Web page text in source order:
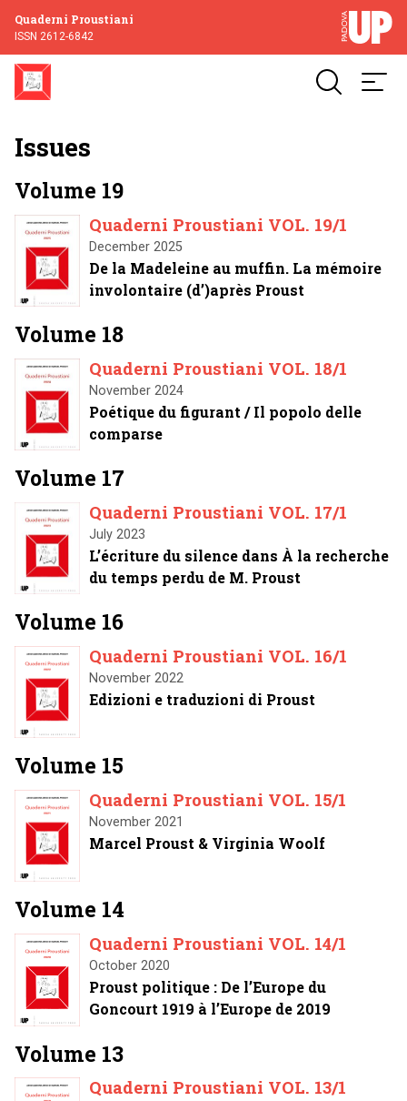
Quaderni Proustiani
ISSN 2612-6842
Issues
Volume 19
Quaderni Proustiani VOL. 19/1
December 2025
De la Madeleine au muffin. La mémoire
involontaire (d’)après Proust
Volume 18
Quaderni Proustiani VOL. 18/1
November 2024
Poétique du figurant / Il popolo delle
comparse
Volume 17
Quaderni Proustiani VOL. 17/1
July 2023
L’écriture du silence dans À la recherche
du temps perdu de M. Proust
Volume 16
Quaderni Proustiani VOL. 16/1
November 2022
Edizioni e traduzioni di Proust
Volume 15
Quaderni Proustiani VOL. 15/1
November 2021
Marcel Proust & Virginia Woolf
Volume 14
Quaderni Proustiani VOL. 14/1
October 2020
Proust politique : De l’Europe du
Goncourt 1919 à l’Europe de 2019
Volume 13
Quaderni Proustiani VOL. 13/1